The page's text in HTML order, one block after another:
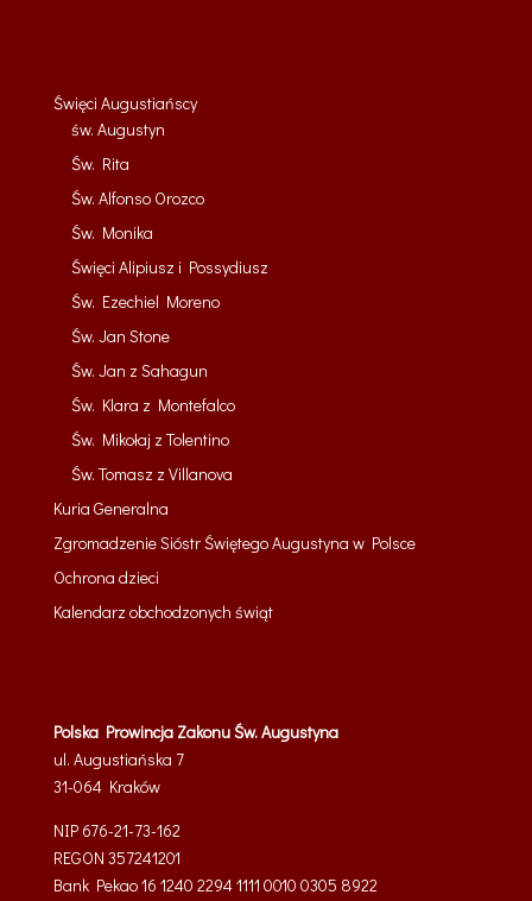
Święci Augustiańscy
św. Augustyn
Św. Rita
Św. Alfonso Orozco
Św. Monika
Święci Alipiusz i Possydiusz
Św. Ezechiel Moreno
Św. Jan Stone
Św. Jan z Sahagun
Św. Klara z Montefalco
Św. Mikołaj z Tolentino
Św. Tomasz z Villanova
Kuria Generalna
Zgromadzenie Sióstr Świętego Augustyna w Polsce
Ochrona dzieci
Kalendarz obchodzonych świąt
Polska Prowincja Zakonu Św. Augustyna
ul. Augustiańska 7
31-064Kraków
NIP 676-21-73-162
REGON 357241201
Bank Pekao 16 1240 2294 1111 0010 0305 8922